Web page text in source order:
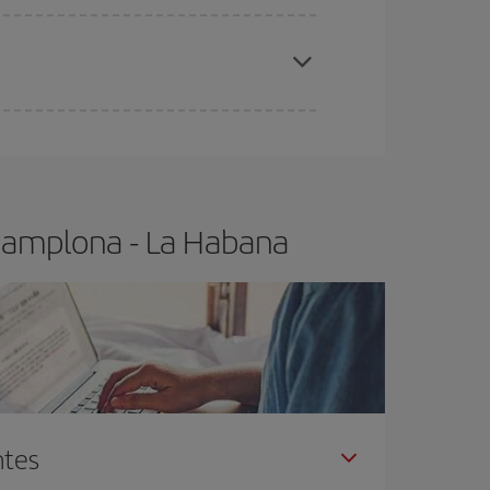
La Habana-dest
- La Habana